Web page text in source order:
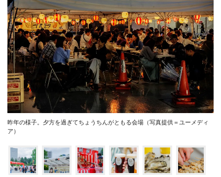
昨年の様子。夕方を過ぎてちょうちんがともる会場（写真提供＝ユーメディ
ア）